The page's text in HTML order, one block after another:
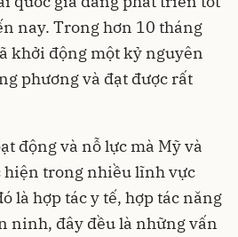
nay. Trong hơn 10 tháng
khởi động một kỷ nguyên
phương và đạt được rất
động và nỗ lực mà Mỹ và
hiện trong nhiều lĩnh vực
là hợp tác y tế, hợp tác năng
ninh, đây đều là những vấn